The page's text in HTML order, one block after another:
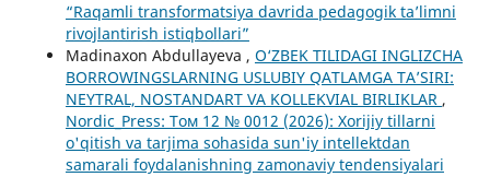
“Raqamli transformatsiya davrida pedagogik ta’limni
rivojlantirish istiqbollari”
Madinaxon Abdullayeva , O‘ZBEK TILIDAGI INGLIZCHA
BORROWINGSLARNING USLUBIY QATLAMGA TA’SIRI:
NEYTRAL, NOSTANDART VA KOLLEKVIAL BIRLIKLAR ,
Nordic_Press: Том 12 № 0012 (2026): Xorijiy tillarni
o'qitish va tarjima sohasida sun'iy intellektdan
samarali foydalanishning zamonaviy tendensiyalari